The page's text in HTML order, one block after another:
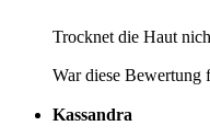
Trocknet die Haut
War diese Bewertung
Kassandra